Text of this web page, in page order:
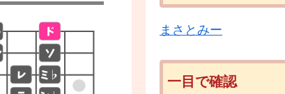
まさとみー
一目で確認